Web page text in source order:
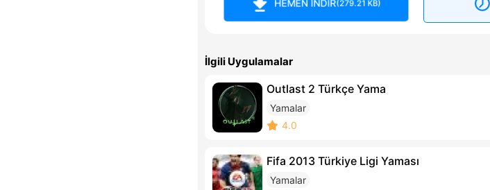
HEMEN İNDİR(279.21 KB)
İlgili Uygulamalar
Outlast 2 Türkçe Yama
Yamalar
4.0
Fifa 2013 Türkiye Ligi Yaması
Yamalar